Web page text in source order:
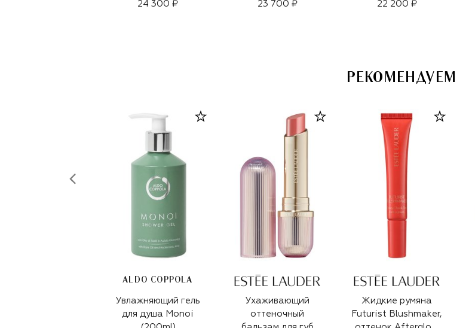
24 300 ₽
23 700 ₽
22 200 ₽
РЕКОМЕНДУЕМ
ALDO COPPOLA
Увлажняющий гель
для душа Monoi
Ухаживающий
оттеночный
Жидкие румяна
Futurist Blushmaker,